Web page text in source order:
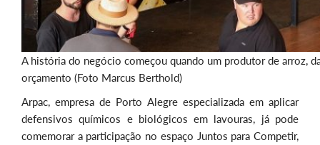
A história do negócio começou quando um produtor de arroz,
orçamento (Foto Marcus Berthold)
Arpac, empresa de Porto Alegre especializada em aplicar
defensivos químicos e biológicos em lavouras, já pode
comemorar a participação no espaço Juntos para Competir,